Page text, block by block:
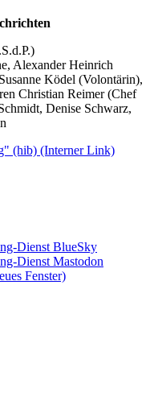
Alexander Heinrich
Susanne Ködel (Volontärin),
Christian Reimer (Chef
Denise Schwarz,
(hib) (Interner Link)
Dienst BlueSky
Dienst Mastodon
Fenster)